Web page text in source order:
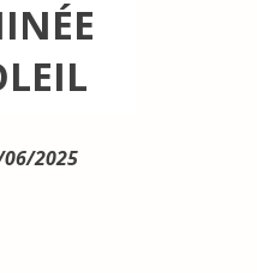
2025